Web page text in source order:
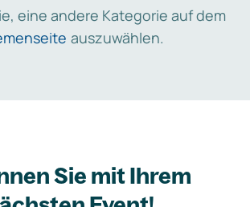
eine andere Kategorie auf dem
auszuwählen.
Sie mit Ihrem